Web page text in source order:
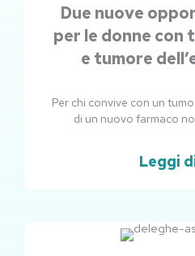
Due nuove
per le donne con
e tumore
Per chi convive con un
di un nuovo farmaco
Leggi
PaginaPaginaPagina